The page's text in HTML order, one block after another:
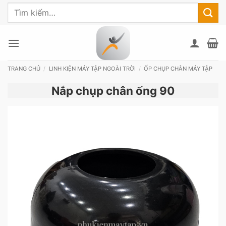
Bỏ
dung
Tìm
TRANG CHỦ / LINH KIỆN MÁY TẬP NGOÀI TRỜI / ỐP CHỤP CHÂN MÁY TẬP
Nắp chụp chân ống 90